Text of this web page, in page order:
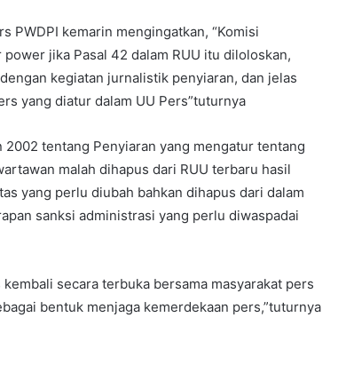
PWDPI kemarin mengingatkan, “Komisi
jika Pasal 42 dalam RUU itu diloloskan,
kegiatan jurnalistik penyiaran, dan jelas
yang diatur dalam UU Pers”tuturnya
tentang Penyiaran yang mengatur tentang
malah dihapus dari RUU terbaru hasil
yang perlu diubah bahkan dihapus dari dalam
sanksi administrasi yang perlu diwaspadai
secara terbuka bersama masyarakat pers
bentuk menjaga kemerdekaan pers,”tuturnya